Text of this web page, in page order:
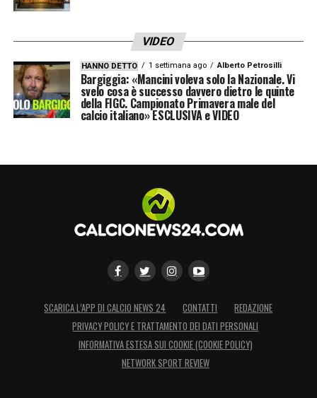
VIDEO
HANNO DETTO 1 settimana ago Alberto Petrosilli
Bargiggia: «Mancini voleva solo la Nazionale. Vi
svelo cosa è successo davvero dietro le quinte
della FIGC. Campionato Primavera male del
calcio italiano» ESCLUSIVA e VIDEO
SCARICA L’APP DI CALCIO NEWS 24 CONTATTI
REDAZIONE
PRIVACY POLICY E TRATTAMENTO DEI DATI PERSONALI
INFORMATIVA ESTESA SUI COOKIE (COOKIE POLICY)
NETWORK SPORT REVIEW